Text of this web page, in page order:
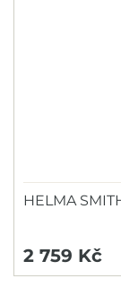
HELMA
2 759 Kč